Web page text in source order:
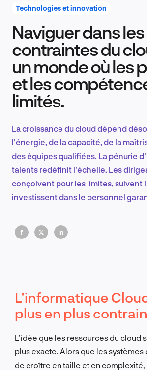
Recherche et
Tendances
EN
FR
Technologies et innovation
Naviguer dans les
contraintes du
un monde où les
et les
limités.
La croissance du cloud dépend
l'énergie, de la capacité, de la
des équipes qualifiées. La pénurie
talents redéfinit l'échelle. Les
conçoivent pour les limites, suivent
investissent dans le personnel
à long terme.
L’informatique
plus en plus
L’idée que les ressources du cloud
plus exacte. Alors que les systèmes
de croître en taille et en